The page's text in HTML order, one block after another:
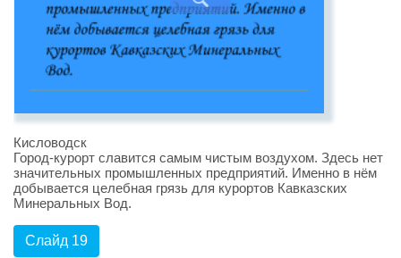
Кисловодск
Город-курорт славится самым чистым воздухом. Здесь нет
значительных промышленных предприятий. Именно в нём
добывается целебная грязь для курортов Кавказских
Минеральных Вод.
Слайд 19